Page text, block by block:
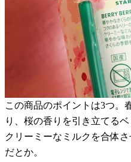
この商品のポイントは3つ。
り、桜の香りを引き立てる
クリーミーなミルクを合体
だとか。